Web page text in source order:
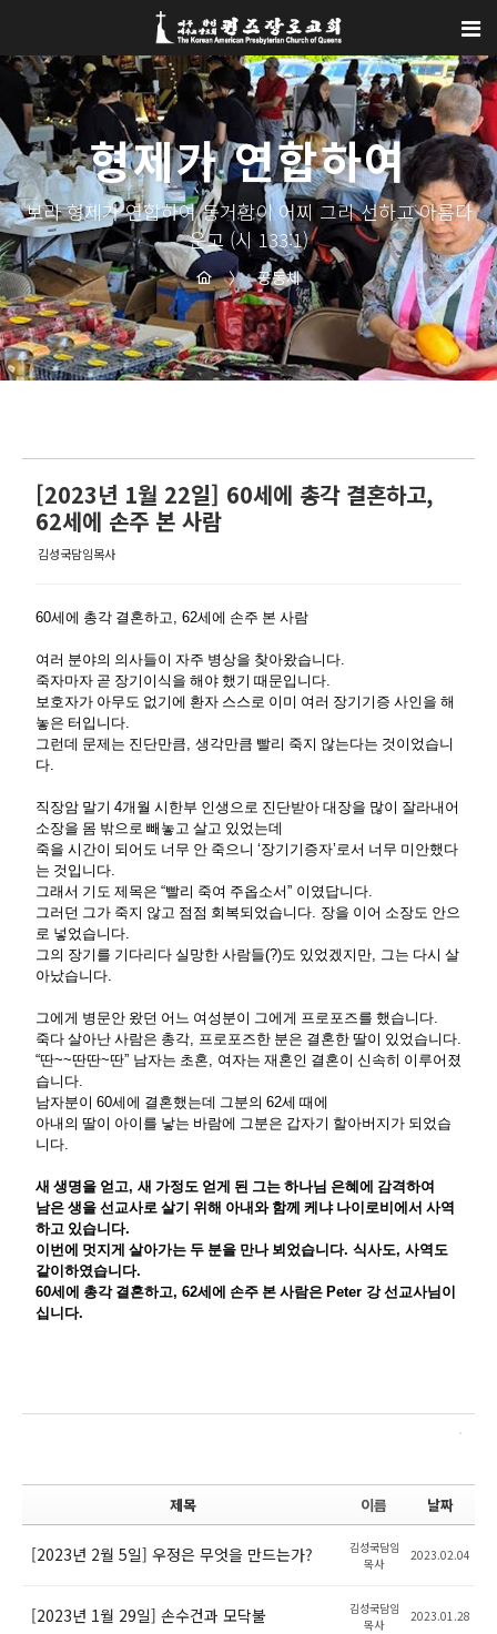
형제가 연합하여
보라 형제가 연합하여 동거함이 어찌 그리 선하고 아름다
운고 (시 133:1)
〉 공동체
[2023년 1월 22일] 60세에 총각 결혼하고,
62세에 손주 본 사람
김성국담임목사
60세에 총각 결혼하고, 62세에 손주 본 사람
여러 분야의 의사들이 자주 병상을 찾아왔습니다.
죽자마자 곧 장기이식을 해야 했기 때문입니다.
보호자가 아무도 없기에 환자 스스로 이미 여러 장기기증 사인을 해
놓은 터입니다.
그런데 문제는 진단만큼, 생각만큼 빨리 죽지 않는다는 것이었습니
다.
직장암 말기 4개월 시한부 인생으로 진단받아 대장을 많이 잘라내어
소장을 몸 밖으로 빼놓고 살고 있었는데
죽을 시간이 되어도 너무 안 죽으니 ‘장기기증자’로서 너무 미안했다
는 것입니다.
그래서 기도 제목은 “빨리 죽여 주옵소서” 이였답니다.
그러던 그가 죽지 않고 점점 회복되었습니다. 장을 이어 소장도 안으
로 넣었습니다.
그의 장기를 기다리다 실망한 사람들(?)도 있었겠지만, 그는 다시 살
아났습니다.
그에게 병문안 왔던 어느 여성분이 그에게 프로포즈를 했습니다.
죽다 살아난 사람은 총각, 프로포즈한 분은 결혼한 딸이 있었습니다.
“딴~~딴딴~딴” 남자는 초혼, 여자는 재혼인 결혼이 신속히 이루어졌
습니다.
남자분이 60세에 결혼했는데 그분의 62세 때에
아내의 딸이 아이를 낳는 바람에 그분은 갑자기 할아버지가 되었습
니다.
새 생명을 얻고, 새 가정도 얻게 된 그는 하나님 은혜에 감격하여
남은 생을 선교사로 살기 위해 아내와 함께 케냐 나이로비에서 사역
하고 있습니다.
이번에 멋지게 살아가는 두 분을 만나 뵈었습니다. 식사도, 사역도
같이하였습니다.
60세에 총각 결혼하고, 62세에 손주 본 사람은 Peter 강 선교사님이
십니다.
제목 이름 날짜
[2023년 2월 5일] 우정은 무엇을 만드는가?
김성국담임
목사
2023.02.04
[2023년 1월 29일] 손수건과 모닥불
김성국담임
목사
2023.01.28